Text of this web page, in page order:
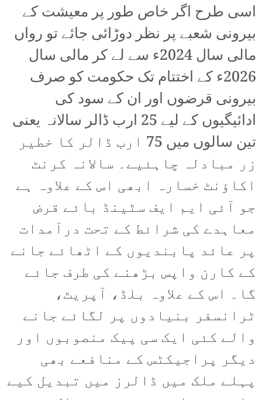
اسی طرح اگر خاص طور پر معیشت کے
بیرونی شعبے پر نظر دوڑائی جائے تو رواں
مالی سال 2024ء سے لے کر مالی سال
2026ء کے اختتام تک حکومت کو صرف
بیرونی قرضوں اور ان کے سود کی
ادائیگیوں کے لیے 25 ارب ڈالر سالانہ یعنی
تین سالوں میں 75 ارب ڈالر کا خطیر
زر مبادلہ چاہئیے۔ سالانہ کرنٹ
اکاؤنٹ خسارہ ابھی اس کے علاوہ ہے
جو آئی ایم ایف سٹینڈ بائے قرض
معاہدے کی شرائط کے تحت درآمدات
پر عائد پابندیوں کے اٹھائے جانے
کے کارن واپس بڑھنے کی طرف جائے
گا۔ اس کے علاوہ بلڈ، آپریٹ،
ٹرانسفر بنیادوں پر لگائے جانے
والے کئی ایک سی پیک منصوبوں اور
دیگر پراجیکٹس کے منافعے بھی
پہلے ملک میں ڈالرز میں تبدیل کیے